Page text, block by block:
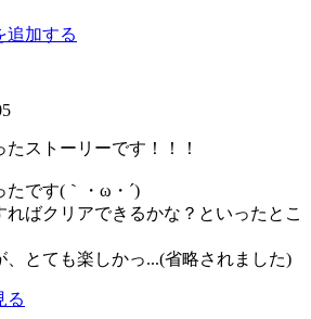
追加する
ストーリーです！！！
たです(｀・ω・´)
ばクリアできるかな？といったとこ
、とても楽しかっ...(省略されました)
る